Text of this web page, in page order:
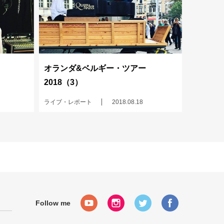
オランダ&ベルギー・ツアー
2018（3）
ライブ・レポート 2018.08.18